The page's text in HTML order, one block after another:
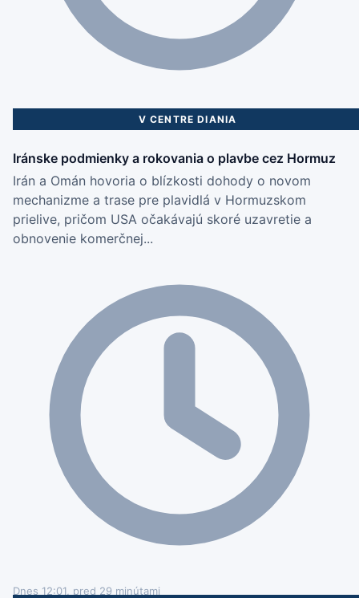
Dnes 11:01, pred 1 hodinouV CENTRE DIANIA
Iránske podmienky a rokovania o plavbe cez Hormuz
Irán a Omán hovoria o blízkosti dohody o novom
mechanizme a trase pre plavidlá v Hormuzskom
prielive, pričom USA očakávajú skoré uzavretie a
obnovenie komerčnej...
Dnes 12:01, pred 29 minútami